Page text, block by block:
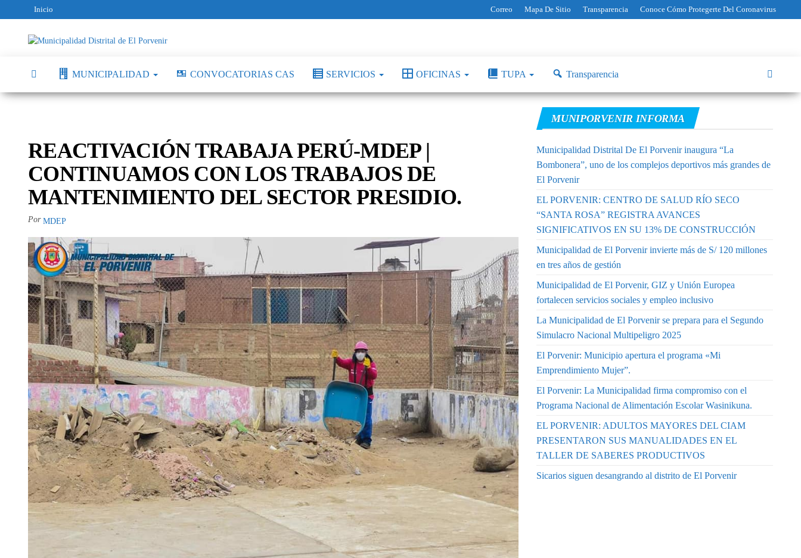
Inicio Correo Mapa De Sitio Transparencia Conoce Cómo Protegerte Del Coronavirus
Distrital de El
Calzado
Peruano
MUNICIPALIDAD CONVOCATORIAS CAS SERVICIOS OFICINAS TUPA Transparencia
REACTIVACIÓN TRABAJA PERÚ-MDEP |
CONTINUAMOS CON LOS TRABAJOS DE
MANTENIMIENTO DEL SECTOR PRESIDIO.
Por MDEP
MUNIPORVENIR INFORMA
Municipalidad Distrital De El Porvenir inaugura “La
Bombonera”, uno de los complejos deportivos más grandes de
El Porvenir
EL PORVENIR: CENTRO DE SALUD RÍO SECO
“SANTA ROSA” REGISTRA AVANCES
SIGNIFICATIVOS EN SU 13% DE CONSTRUCCIÓN
Municipalidad de El Porvenir invierte más de S/ 120 millones
en tres años de gestión
Municipalidad de El Porvenir, GIZ y Unión Europea
fortalecen servicios sociales y empleo inclusivo
La Municipalidad de El Porvenir se prepara para el Segundo
Simulacro Nacional Multipeligro 2025
El Porvenir: Municipio apertura el programa «Mi
Emprendimiento Mujer”.
El Porvenir: La Municipalidad firma compromiso con el
Programa Nacional de Alimentación Escolar Wasinikuna.
EL PORVENIR: ADULTOS MAYORES DEL CIAM
PRESENTARON SUS MANUALIDADES EN EL
TALLER DE SABERES PRODUCTIVOS
Sicarios siguen desangrando al distrito de El Porvenir